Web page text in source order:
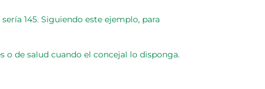
145. Siguiendo este ejemplo, para
de salud cuando el concejal lo disponga.